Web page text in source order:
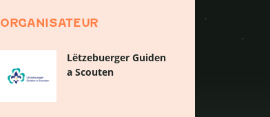
ORGANISATEUR
Lëtzebuerger Guiden
a Scouten